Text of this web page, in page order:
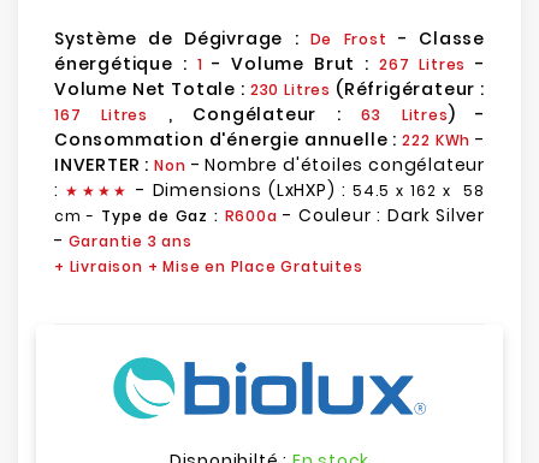
Système de Dégivrage : De Frost
- Classe
énergétique : 1 -Volume Brut : 267 Litres-
Volume Net Totale : 230 Litres (Réfrigérateur :
167 Litres , Congélateur : 63 Litres) -
Consommation d'énergie annuelle :222 KWh -
INVERTER :Non - Nombre d'étoiles congélateur
: ★ ★ ★★ - Dimensions (LxHXP) : 54.5 x 162 x 58
cm - Type de Gaz : R600a - Couleur : Dark Silver
- Garantie 3 ans
+ Livraison + Mise en Place Gratuites